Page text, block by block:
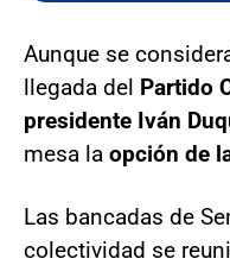
Aunque se
llegada del Partido
presidente Iván
mesa la opción de
Las bancadas de
colectividad se